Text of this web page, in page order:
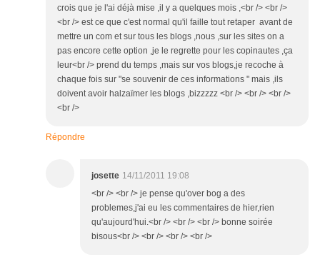
crois que je l'ai déjà mise ,il y a quelques mois ,<br /> <br />
<br /> est ce que c'est normal qu'il faille tout retaper avant de
mettre un com et sur tous les blogs ,nous ,sur les sites on a
pas encore cette option ,je le regrette pour les copinautes ,ça
leur<br /> prend du temps ,mais sur vos blogs,je recoche à
chaque fois sur "se souvenir de ces informations " mais ,ils
doivent avoir halzaïmer les blogs ,bizzzzz <br /> <br /> <br />
<br />
Répondre
josette 14/11/2011 19:08
<br /> <br /> je pense qu'over bog a des
problemes,j'ai eu les commentaires de hier,rien
qu'aujourd'hui.<br /> <br /> <br /> bonne soirée
bisous<br /> <br /> <br /> <br />